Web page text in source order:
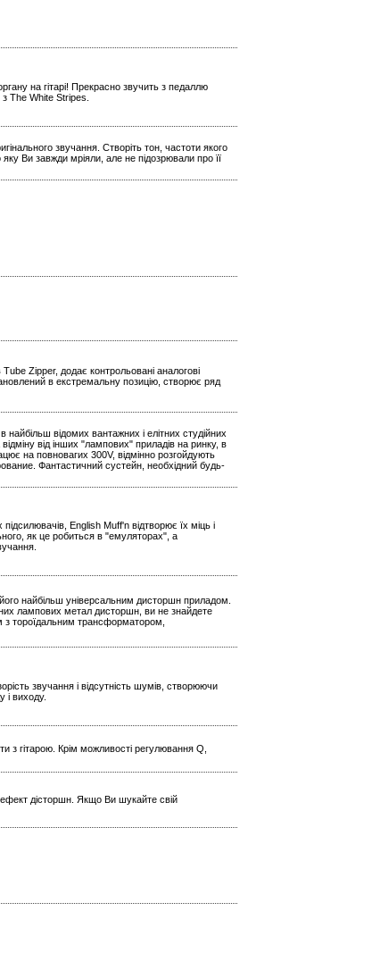
на гітарі! Прекрасно звучить з педаллю
The White Stripes.
звучання. Створіть тон, частоти якого
Ви завжди мріяли, але не підозрювали про її
Zipper, додає контрольовані аналогові
в екстремальну позицію, створює ряд
відомих вантажних і елітних студійних
від інших "лампових" приладів на ринку, в
на повновагих 300V, відмінно розгойдують
Фантастичний сустейн, необхідний будь-
English Muff'n відтворює їх міць і
як це робиться в "емуляторах", а
найбільш універсальним дисторшн приладом.
лампових метал дисторшн, ви не знайдете
з тороїдальним трансформатором,
звучання і відсутність шумів, створюючи
і виходу.
з гітарою. Крім можливості регулювання Q,
дісторшн. Якщо Ви шукайте свій